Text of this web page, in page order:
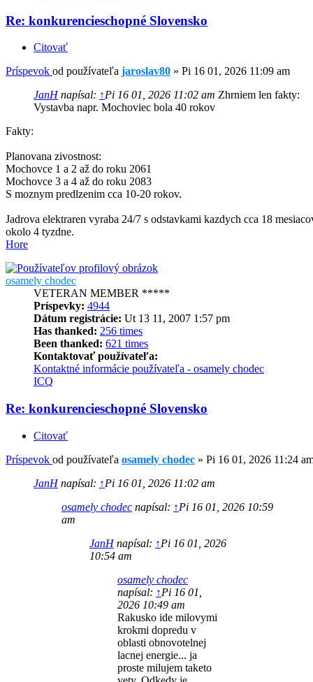
Re: konkurencieschopné Slovensko
Citovať
Príspevok od používateľa jaroslav80 » Pi 16 01, 2026 11:09 am
JanHnapísal: ↑Pi 16 01, 2026 11:02 am Zhrniem len fakty:
Vystavba napr. Mochoviec bola 40 rokov
Fakty:
Planovana zivostnost:
Mochovce 1 a 2 až do roku 2061
Mochovce 3 a 4 až do roku 2083
S moznym predlzenim cca 10-20 rokov.
Jadrova elektraren vyraba 24/7 s odstavkami kazdych cca 18
okolo 4 tyzdne.
Hore
osamely chodec
VETERAN MEMBER *****
Príspevky: 4944
Dátum registrácie: Ut 13 11, 2007 1:57 pm
Has thanked: 256 times
Been thanked: 621 times
Kontaktovať používateľa:
Kontaktné informácie používateľa - osamely chodec
ICQ
Re: konkurencieschopné Slovensko
Citovať
Príspevok od používateľa osamely chodec » Pi 16 01, 2026 11:24
JanHnapísal: ↑Pi 16 01, 2026 11:02 am
osamely chodec napísal: ↑Pi 16 01, 2026 10:59
am
JanHnapísal: ↑Pi 16 01, 2026
10:54 am
osamely chodec
napísal: ↑Pi 16 01,
2026 10:49 am
Rakusko ide milovymi
krokmi dopredu v
oblasti obnovotelnej
lacnej energie... ja
proste milujem taketo